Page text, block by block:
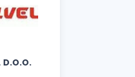
D.O.O.